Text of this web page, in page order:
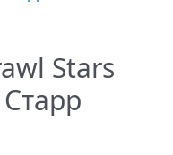
Stars